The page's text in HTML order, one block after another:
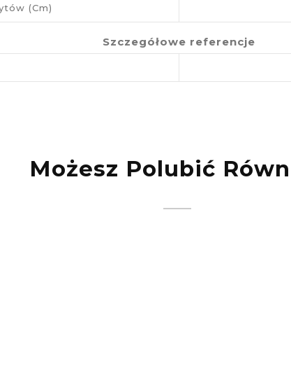
(cm)
Szczegółowe referencje
Możesz Polubić